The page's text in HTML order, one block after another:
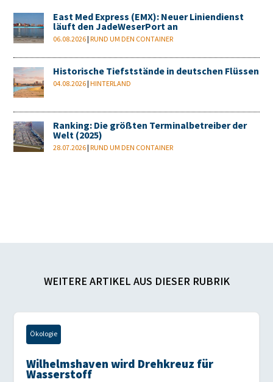
East Med Express (EMX): Neuer Liniendienst
läuft den JadeWeserPort an
06.08.2026 |RUND UM DEN CONTAINER
Historische Tiefststände in deutschen Flüssen
04.08.2026 |HINTERLAND
Ranking: Die größten Terminalbetreiber der
Welt (2025)
28.07.2026 |RUND UM DEN CONTAINER
WEITERE ARTIKEL AUS DIESER RUBRIK
Ökologie
Wilhelmshaven wird Drehkreuz für
Wasserstoff